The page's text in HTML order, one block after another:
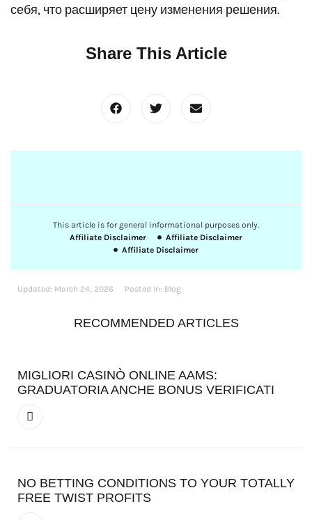
себя, что расширяет цену изменения решения.
Share This Article
This article is for general informational purposes only.
Affiliate Disclaimer
Affiliate Disclaimer
Affiliate Disclaimer
Updated: March 24, 2026 Posted In: Blog
RECOMMENDED ARTICLES
MIGLIORI CASINÒ ONLINE AAMS:
GRADUATORIA ANCHE BONUS VERIFICATI
NO BETTING CONDITIONS TO YOUR TOTALLY
FREE TWIST PROFITS